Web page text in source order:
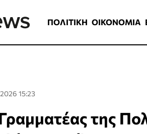
ΠΟΛΙΤΙΚΗ ΟΙΚΟΝΟΜΙΑ
15:23
της